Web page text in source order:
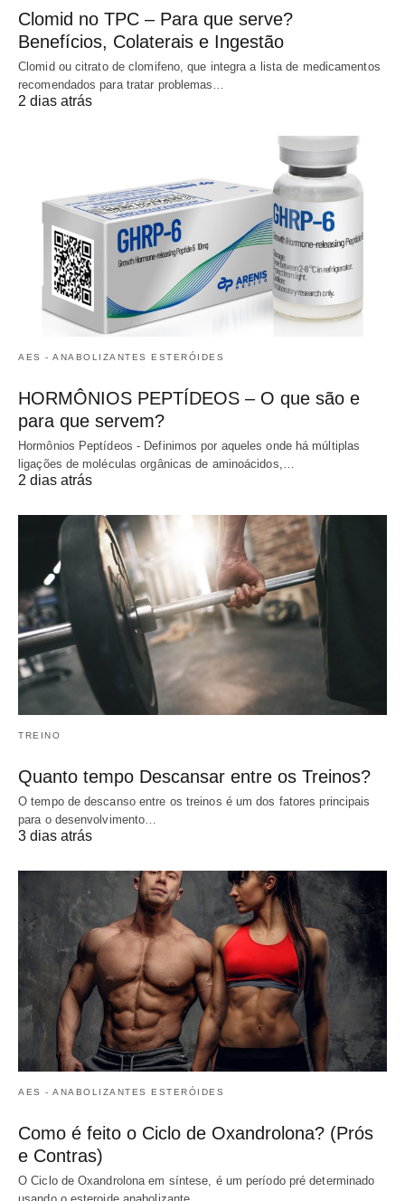
Clomid no TPC – Para que serve?
Benefícios, Colaterais e Ingestão
Clomid ou citrato de clomifeno, que integra a lista de medicamentos
recomendados para tratar problemas…
2 dias atrás
AES - ANABOLIZANTES ESTERÓIDES
HORMÔNIOS PEPTÍDEOS – O que são e
para que servem?
Hormônios Peptídeos - Definimos por aqueles onde há múltiplas
ligações de moléculas orgânicas de aminoácidos,…
2 dias atrás
TREINO
Quanto tempo Descansar entre os Treinos?
O tempo de descanso entre os treinos é um dos fatores principais
para o desenvolvimento…
3 dias atrás
AES - ANABOLIZANTES ESTERÓIDES
Como é feito o Ciclo de Oxandrolona? (Prós
e Contras)
O Ciclo de Oxandrolona em síntese, é um período pré determinado